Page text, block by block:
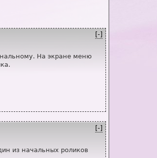
[-]
На экране меню
[-]
из начальных роликов